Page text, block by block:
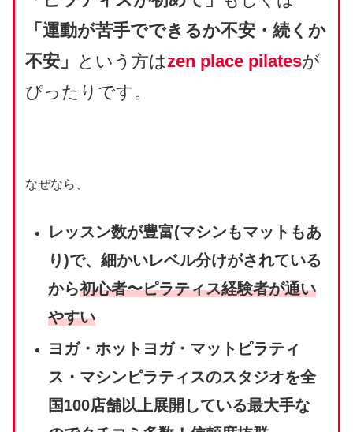
「運動が苦手でできるか不安・続くか
不安」 という方はzen place pilatesが
ぴったりです。
なぜなら、
レッスン数が豊富(マシンもマットもあ
り)で、細かいレベル分けがされている
から初心者〜ピラティス経験者が通い
やすい
ヨガ・ホットヨガ・マットピラティ
ス・マシンピラティスのスタジオを全
国100店舗以上展開している最大手な